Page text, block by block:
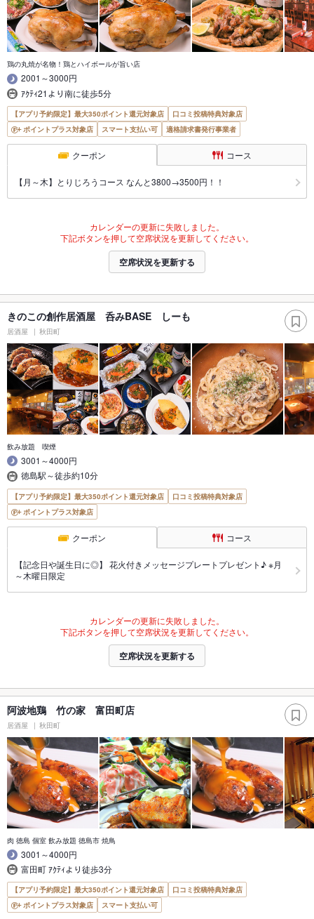
鶏の丸焼が名物！鶏とハイボールが旨い店
2001～3000円
ｱｸﾃｨ21より南に徒歩5分
【アプリ予約限定】最大350ポイント還元対象店
口コミ投稿特典対象店
ポイントプラス対象店
スマート支払い可 適格請求書発行事業者
クーポン コース
【月～木】とりじろうコース なんと3800→3500円！！
カレンダーの更新に失敗しました。
下記ボタンを押して空席状況を更新してください。
空席状況を更新する
きのこの創作居酒屋 呑みBASE しーも
居酒屋 秋田町
飲み放題 喫煙
3001～4000円
徳島駅～徒歩約10分
【アプリ予約限定】最大350ポイント還元対象店
口コミ投稿特典対象店
ポイントプラス対象店
クーポン コース
【記念日や誕生日に◎】 花火付きメッセージプレートプレゼント♪ ※月
～木曜日限定
カレンダーの更新に失敗しました。
下記ボタンを押して空席状況を更新してください。
空席状況を更新する
阿波地鶏 竹の家 富田町店
居酒屋 秋田町
肉 徳島 個室 飲み放題 徳島市 焼鳥
3001～4000円
富田町 ｱｸﾃｨより徒歩3分
【アプリ予約限定】最大350ポイント還元対象店
口コミ投稿特典対象店
ポイントプラス対象店
スマート支払い可